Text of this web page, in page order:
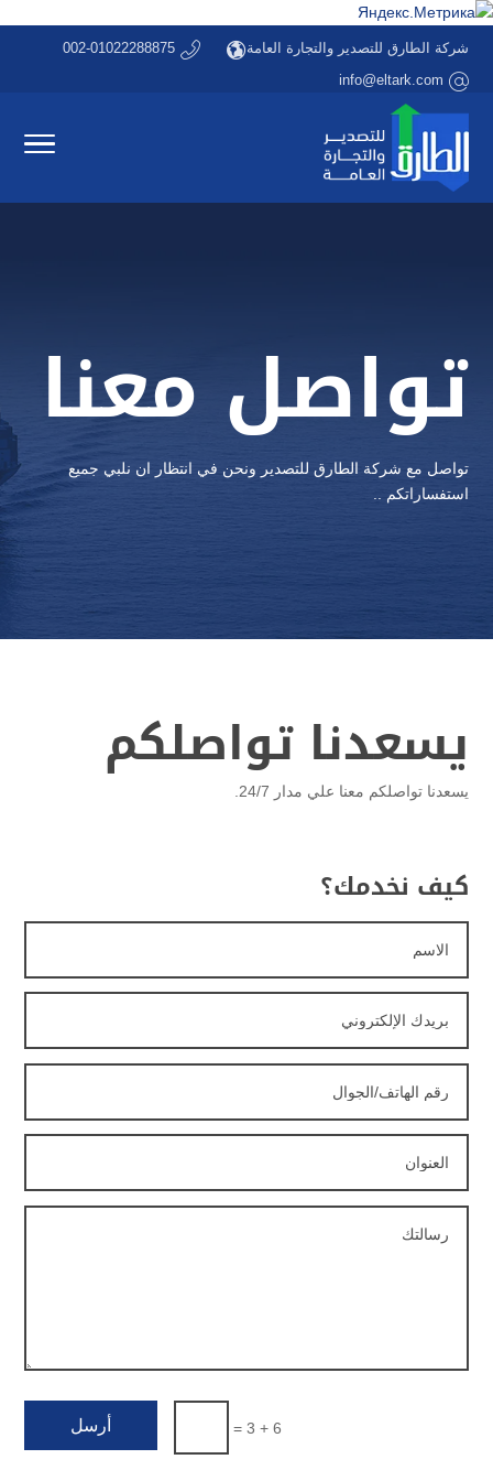
شركة الطارق للتصدير والتجارة العامة
002-01022288875
info@eltark.com
تواصل معنا
تواصل مع شركة الطارق للتصدير ونحن في انتظار ان نلبي جميع
استفساراتكم ..
يسعدنا تواصلكم
يسعدنا تواصلكم معنا علي مدار 24/7.
كيف نخدمك؟
أرسل 6 + 3
=